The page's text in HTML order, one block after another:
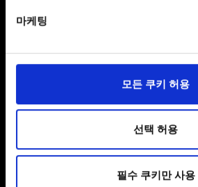
Find out more about how your
일부 쿠키는 웹 사이트를 정상적으로
관련 기술적 피드백을 제공하여 사용
환경을 개선하기 위해 사용됩니다. 예
미디어를 통해 사용자와 소통할 경우,
파악하기 위해 쿠키의 일부를 저희 파
있습니다. 물론, 이처럼 선택적으로 쿠
마케팅
모든 쿠키 허용
선택 허용
필수 쿠키만 사용